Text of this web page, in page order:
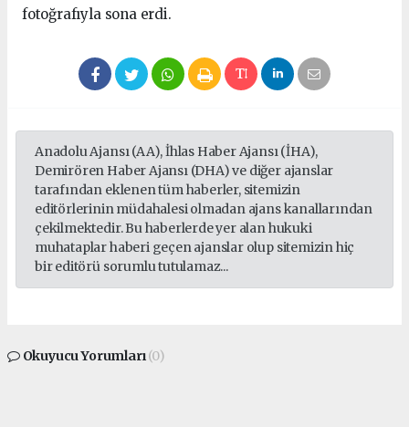
fotoğrafıyla sona erdi.
Anadolu Ajansı (AA), İhlas Haber Ajansı (İHA),
Demirören Haber Ajansı (DHA) ve diğer ajanslar
tarafından eklenen tüm haberler, sitemizin
editörlerinin müdahalesi olmadan ajans kanallarından
çekilmektedir. Bu haberlerde yer alan hukuki
muhataplar haberi geçen ajanslar olup sitemizin hiç
bir editörü sorumlu tutulamaz...
Okuyucu Yorumları(0)